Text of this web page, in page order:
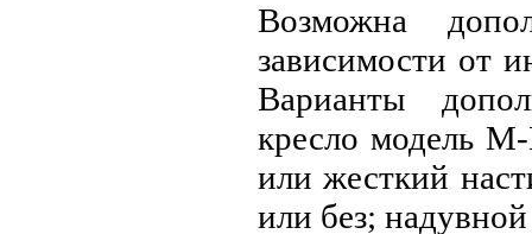
Возможна
зависимости от
Варианты
кресло модель
или жесткий
или без;